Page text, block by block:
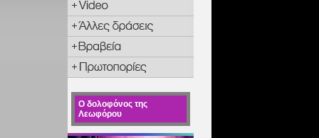
Ο δολοφόνος της
Λεωφόρου